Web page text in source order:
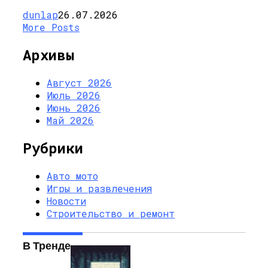
dunlap26.07.2026
More Posts
Архивы
Август 2026
Июль 2026
Июнь 2026
Май 2026
Рубрики
Авто мото
Игры и развлечения
Новости
Строительство и ремонт
В Тренде